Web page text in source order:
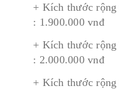
+ Kích thước rộng
: 1.900.000 vnđ
+ Kích thước rộng
: 2.000.000 vnđ
+ Kích thước rộng